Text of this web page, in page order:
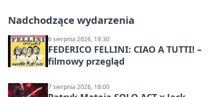
Nadchodzące wydarzenia
6 sierpnia 2026, 18:30
FEDERICO FELLINI: CIAO A TUTTI! –
filmowy przegląd
7 sierpnia 2026, 18:00